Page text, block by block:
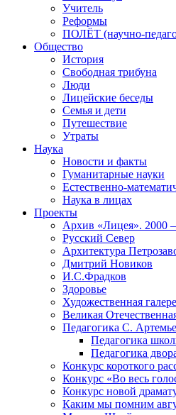
Учитель
Реформы
ПОЛЁТ (научно-
Общество
История
Свободная трибуна
Люди
Лицейские беседы
Семья и дети
Путешествие
Утраты
Наука
Новости и факты
Гуманитарные науки
Естественно-
Наука в лицах
Проекты
Архив «Лицея». 2000
Русский Север
Архитектура
Дмитрий Новиков
И.С.Фрадков
Здоровье
Художественная
Великая
Педагогика С.
Педагогика
Педагогика
Конкурс короткого
Конкурс «Во весь
Конкурс новой
Каким мы помним